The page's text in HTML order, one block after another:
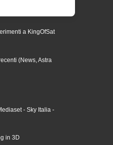
a KingOfSat
(News, Astra
- Sky Italia -
in 3D